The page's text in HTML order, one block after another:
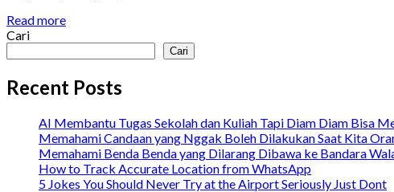
Read more
Cari
Cari
Recent Posts
AI Membantu Tugas Sekolah dan Kuliah Tapi Diam Diam Bisa
Memahami Candaan yang Nggak Boleh Dilakukan Saat Kita
Memahami Benda Benda yang Dilarang Dibawa ke Bandara
How to Track Accurate Location from WhatsApp
5 Jokes You Should Never Try at the Airport Seriously Just Dont